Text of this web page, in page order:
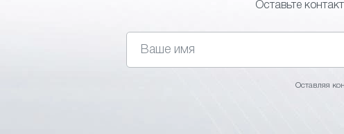
Оставьте
Оставляя